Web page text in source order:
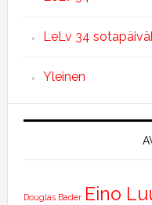
LeLv 34
Yleinen
Douglas Bader Eino